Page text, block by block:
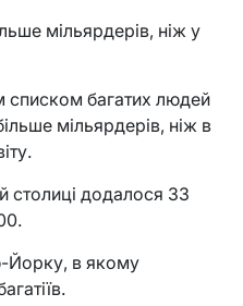
мільярдерів, ніж у
списком багатих людей
мільярдерів, ніж в
столиці додалося 33
Йорку, в якому